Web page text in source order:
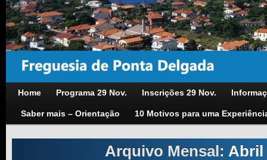
Home Programa 29 Nov. Inscrições 29 Nov.
Saber mais – Orientação 10 Motivos para uma
Arquivo Mensal: Abril